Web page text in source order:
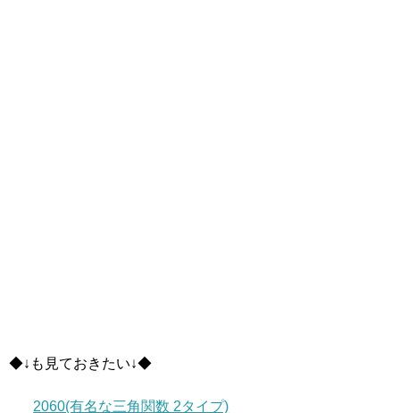
◆↓も見ておきたい↓◆
2060(有名な三角関数 2タイプ)